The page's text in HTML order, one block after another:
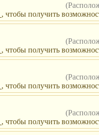
, чтобы получить
, чтобы получить
, чтобы получить
, чтобы получить